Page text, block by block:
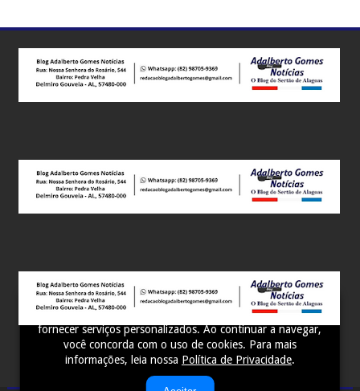
Este site utiliza cookies para melhorar sua experiência e
fornecer serviços personalizados. Ao continuar a navegar,
você concorda com o uso de cookies. Para mais
informações, leia nossa Política de Privacidade.